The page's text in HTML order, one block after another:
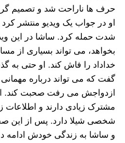
حرف ها ناراحت شد و تصمیم
او در جواب یک ویدیو منتشر کرد
شدت حمله کرد. ساشا در این
بخواهد، می تواند بسیاری از
خداداد را فاش کند. او حتی به
گفت که می تواند درباره
ازدواجش می رفت صحبت کند.
مشترک زیادی دارند و اطلاعات
شخصی شیلا دارد. پس از این
و ساشا به زندگی خودش ادامه